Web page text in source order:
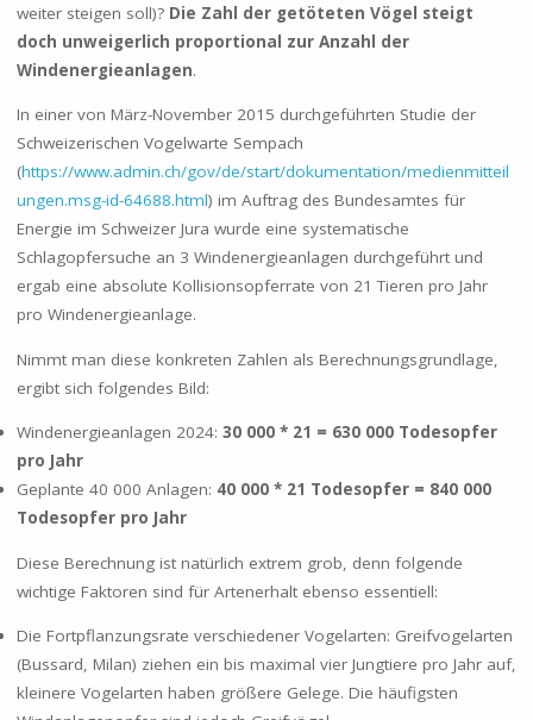
weiter steigen soll)? Die Zahl der getöteten Vögel steigt
doch unweigerlich proportional zur Anzahl der
Windenergieanlagen.
In einer von März-November 2015 durchgeführten Studie der
Schweizerischen Vogelwarte Sempach
(https://www.admin.ch/gov/de/start/dokumentation/medienmitteil
ungen.msg-id-64688.html) im Auftrag des Bundesamtes für
Energie im Schweizer Jura wurde eine systematische
Schlagopfersuche an 3 Windenergieanlagen durchgeführt und
ergab eine absolute Kollisionsopferrate von 21 Tieren pro Jahr
pro Windenergieanlage.
Nimmt man diese konkreten Zahlen als Berechnungsgrundlage,
ergibt sich folgendes Bild:
Windenergieanlagen 2024: 30 000 * 21 = 630 000 Todesopfer
pro Jahr
Geplante 40 000 Anlagen: 40 000 * 21 Todesopfer = 840 000
Todesopfer pro Jahr
Diese Berechnung ist natürlich extrem grob, denn folgende
wichtige Faktoren sind für Artenerhalt ebenso essentiell:
Die Fortpflanzungsrate verschiedener Vogelarten: Greifvogelarten
(Bussard, Milan) ziehen ein bis maximal vier Jungtiere pro Jahr auf,
kleinere Vogelarten haben größere Gelege. Die häufigsten